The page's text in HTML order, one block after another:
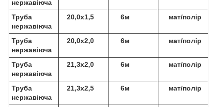
нержавіюча
Труба
нержавіюча
20,0х1,5 6м мат/полір
Труба
нержавіюча
20,0х2,0 6м мат/полір
Труба
нержавіюча
21,3х2,0 6м мат/полір
Труба
нержавіюча
21,3х2,5 6м мат/полір